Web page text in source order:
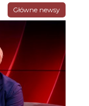
Główne newsy